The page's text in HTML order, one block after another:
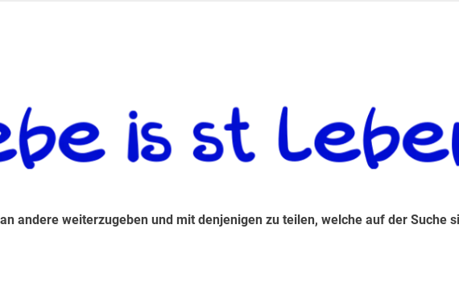
andere weiterzugeben und mit denjenigen zu teilen, welche auf der Suche